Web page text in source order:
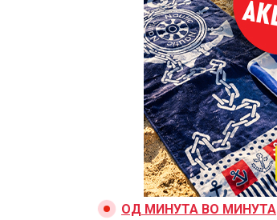
ОД МИНУТА ВО МИНУТА